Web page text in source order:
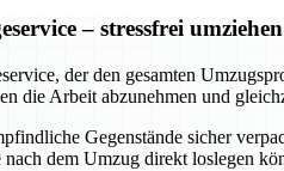
– stressfrei umziehen
der den gesamten
die Arbeit abzunehmen und
Gegenstände sicher
dem Umzug direkt loslegen